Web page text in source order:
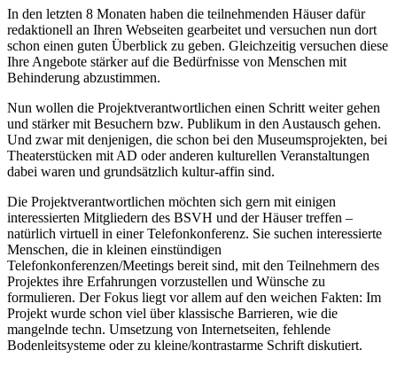
In den letzten 8 Monaten haben die teilnehmenden Häuser dafür
redaktionell an Ihren Webseiten gearbeitet und versuchen nun dort
schon einen guten Überblick zu geben. Gleichzeitig versuchen diese
Ihre Angebote stärker auf die Bedürfnisse von Menschen mit
Behinderung abzustimmen.
Nun wollen die Projektverantwortlichen einen Schritt weiter gehen
und stärker mit Besuchern bzw. Publikum in den Austausch gehen.
Und zwar mit denjenigen, die schon bei den Museumsprojekten, bei
Theaterstücken mit AD oder anderen kulturellen Veranstaltungen
dabei waren und grundsätzlich kultur-affin sind.
Die Projektverantwortlichen möchten sich gern mit einigen
interessierten Mitgliedern des BSVH und der Häuser treffen –
natürlich virtuell in einer Telefonkonferenz. Sie suchen interessierte
Menschen, die in kleinen einstündigen
Telefonkonferenzen/Meetings bereit sind, mit den Teilnehmern des
Projektes ihre Erfahrungen vorzustellen und Wünsche zu
formulieren. Der Fokus liegt vor allem auf den weichen Fakten: Im
Projekt wurde schon viel über klassische Barrieren, wie die
mangelnde techn. Umsetzung von Internetseiten, fehlende
Bodenleitsysteme oder zu kleine/kontrastarme Schrift diskutiert.